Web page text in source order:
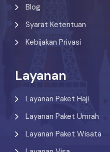
Blog
Syarat Ketentuan
Kebijakan Privasi
Layanan
Layanan Paket Haji
Layanan Paket Umrah
Layanan Paket Wisata